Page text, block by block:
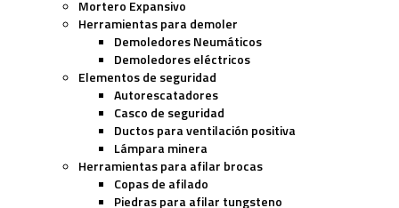
Mortero Expansivo
Herramientas para demoler
Demoledores Neumáticos
Demoledores eléctricos
Elementos de seguridad
Autorescatadores
Casco de seguridad
Ductos para ventilación positiva
Lámpara minera
Herramientas para afilar brocas
Copas de afilado
Piedras para afilar tungsteno